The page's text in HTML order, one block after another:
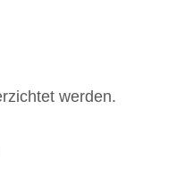
werden.